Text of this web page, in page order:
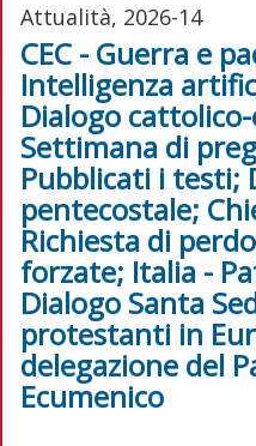
Attualità, 2026-14
CEC - Guerra e
Intelligenza
Dialogo
Settimana di
Pubblicati i testi;
pentecostale;
Richiesta di
forzate; Italia -
Dialogo Santa
protestanti in
delegazione del
Ecumenico